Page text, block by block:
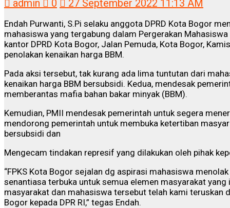
admin 0 27 September 2022 11:13 AM
Endah Purwanti, S.Pi selaku anggota DPRD Kota Bogor
mahasiswa yang tergabung dalam Pergerakan
kantor DPRD Kota Bogor, Jalan Pemuda, Kota Bogor,
penolakan kenaikan harga BBM.
Pada aksi tersebut, tak kurang ada lima tuntutan dari
kenaikan harga BBM bersubsidi. Kedua, mendesak
memberantas mafia bahan bakar minyak (BBM).
Kemudian, PMII mendesak pemerintah untuk segera
mendorong pemerintah untuk membuka ketertiban
bersubsidi dan
Mengecam tindakan represif yang dilakukan oleh pihak
“FPKS Kota Bogor sejalan dg aspirasi mahasiswa
senantiasa terbuka untuk semua elemen masyarakat
masyarakat dan mahasiswa tersebut telah kami teruskan
Bogor kepada DPR RI,” tegas Endah.